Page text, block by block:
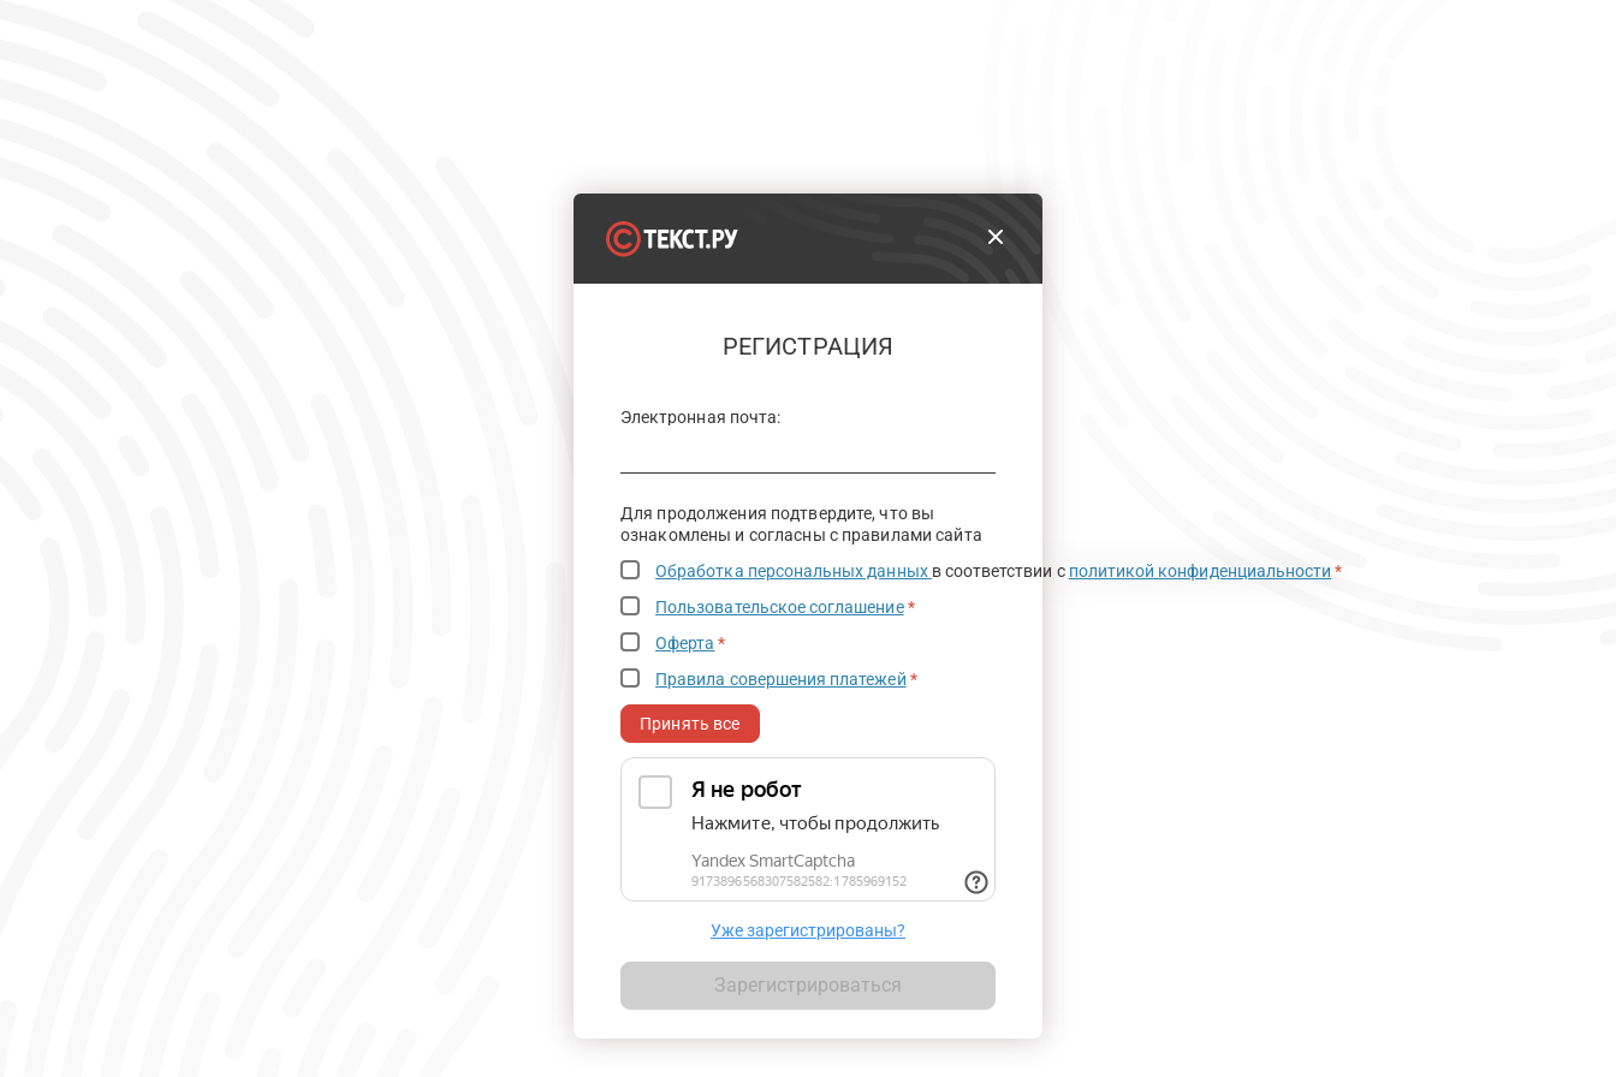
РЕГИСТРАЦИЯ
Электронная почта:
Для продолжения подтвердите, что вы
ознакомлены и согласны с правилами сайта
Обработка персональных данных в соответствии с политикой конфиденциальности *
Пользовательское соглашение *
Оферта *
Правила совершения платежей *
Принять все
Уже зарегистрированы?
Зарегистрироваться